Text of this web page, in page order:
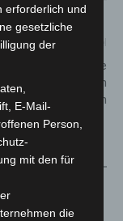
Nächster Artikel
umfangreiche
am ehemaligen
Godshorn
über
erforderlich und
gesetzliche
der
E-Mail-
Person,
mit den für
die